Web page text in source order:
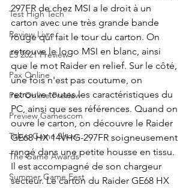
Test High Tech
Review Livre
E3 2021 Preview
Pax Online
Pax Online Preview
Preview Gamescom
Tokyo Game Show
The Game Awards
Summer Game Fest
297FR de chez MSI a le droit à un
carton avec une très grande bande
rouge qui fait le tour du carton. On
retrouve le logo MSI en blanc, ainsi
que le mot Raider en relief. Sur le côté,
une fois n'est pas coutume, on
retrouve toutes les caractéristiques du
PC, ainsi que ses références. Quand on
ouvre le carton, on découvre le Raider
GE68 HX 14VHG-297FR soigneusement
rangé dans une petite housse en tissu.
Il est accompagné de son chargeur
secteur. Le carton du Raider GE68 HX